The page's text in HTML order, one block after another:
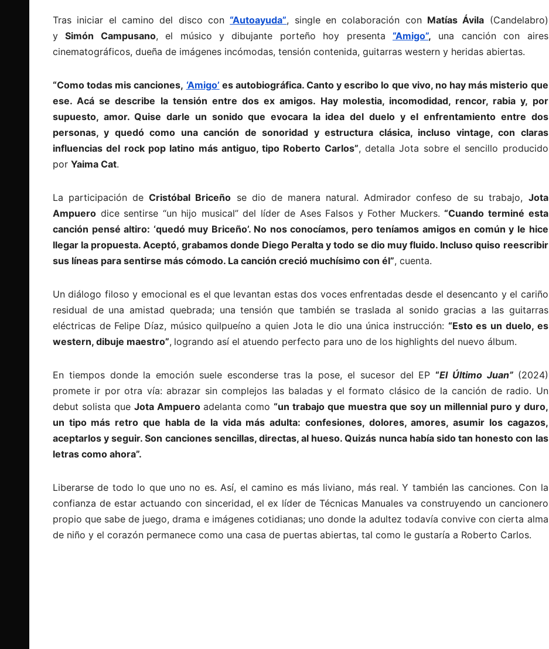
Tras iniciar el camino del disco con“Autoayuda”, single en colaboración con Matías Ávila (Candelabro)
ySimón Campusano, el músico y dibujante porteño hoy presenta “Amigo”, una canción con aires
cinematográficos, dueña de imágenes incómodas, tensión contenida, guitarras western y heridas abiertas.
“Como todas mis canciones, ‘Amigo’ es autobiográfica. Canto y escribo lo que vivo, no hay más misterio que
ese. Acá se describe la tensión entre dos ex amigos. Hay molestia, incomodidad, rencor, rabia y, por
supuesto, amor. Quise darle un sonido que evocara la idea del duelo y el enfrentamiento entre dos
personas, y quedó como una canción de sonoridad y estructura clásica, incluso vintage, con claras
influencias del rock pop latino más antiguo, tipo Roberto Carlos”, detalla Jota sobre el sencillo producido
por Yaima Cat.
La participación deCristóbal Briceño se dio de manera natural. Admirador confeso de su trabajo, Jota
Ampuero dice sentirse “un hijo musical” del líder de Ases Falsos y Fother Muckers.“Cuando terminé esta
canción pensé altiro: ‘quedó muy Briceño’. No nos conocíamos, pero teníamos amigos en común y le hice
llegar la propuesta. Aceptó, grabamos donde Diego Peralta y todo se dio muy fluido. Incluso quiso reescribir
sus líneas para sentirse más cómodo. La canción creció muchísimo con él”, cuenta.
Un diálogo filoso y emocional es el que levantan estas dos voces enfrentadas desde el desencanto y el cariño
residual de una amistad quebrada; una tensión que también se traslada al sonido gracias a las guitarras
eléctricas de Felipe Díaz, músico quilpueíno a quien Jota le dio una única instrucción: “Esto es un duelo, es
western, dibuje maestro”, logrando así el atuendo perfecto para uno de los highlights del nuevo álbum.
En tiempos donde la emoción suele esconderse tras la pose, el sucesor del EP“El Último Juan” (2024)
promete ir por otra vía: abrazar sin complejos las baladas y el formato clásico de la canción de radio. Un
debut solista queJota Ampueroadelanta como“un trabajo que muestra que soy un millennial puro y duro,
un tipo más retro que habla de la vida más adulta: confesiones, dolores, amores, asumir los cagazos,
aceptarlos y seguir. Son canciones sencillas, directas, al hueso. Quizás nunca había sido tan honesto con las
letras como ahora”.
Liberarse de todo lo que uno no es. Así, el camino es más liviano, más real. Y también las canciones. Con la
confianza de estar actuando con sinceridad, el ex líder de Técnicas Manuales va construyendo un cancionero
propio que sabe de juego, drama e imágenes cotidianas; uno donde la adultez todavía convive con cierta alma
de niño y el corazón permanece como una casa de puertas abiertas, tal como le gustaría a Roberto Carlos.